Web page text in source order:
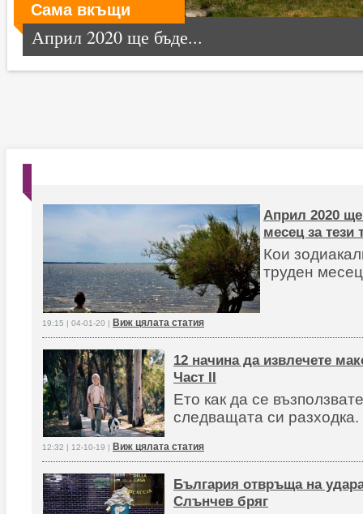
Сама вкъщи
Април 2020 ще бъде...
Април 2020
месец за тези
Кои
труден
19:15 | 04-01-20 | Виж цялата статия
12 начина да извлечете
Част II
Ето как да се
следващата си разходка.
12:32 | 12-10-19 | Виж цялата статия
България отвръща на
Слънчев бряг